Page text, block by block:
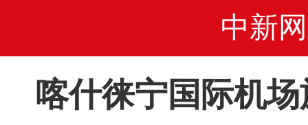
中新网
喀什徕宁国际机